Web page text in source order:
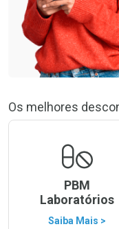
Os melhores
PBM
Laboratórios
Saiba Mais >